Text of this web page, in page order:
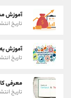
آموزش
تاریخ انتشار : ۱۹
آموزش
تاریخ انتشار : ۱۹
معرفی
تاریخ انتشار : ۲۰